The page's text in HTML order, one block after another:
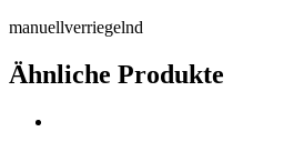
manuel­lver­riegel­nd
Ähnliche Produkte